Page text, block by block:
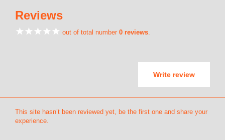
Reviews
out of total number 0 reviews.
Write review
This site hasn’t been reviewed yet, be the first one and share your
experience.